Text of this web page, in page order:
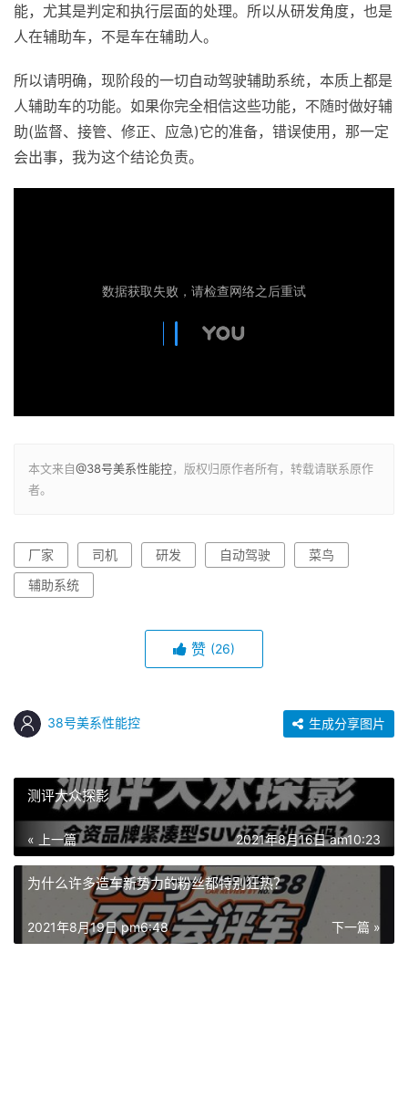
能，尤其是判定和执行层面的处理。所以从研发角度，也是
人在辅助车，不是车在辅助人。
所以请明确，现阶段的一切自动驾驶辅助系统，本质上都是
人辅助车的功能。如果你完全相信这些功能，不随时做好辅
助(监督、接管、修正、应急)它的准备，错误使用，那一定
会出事，我为这个结论负责。
本文来自@38号美系性能控，版权归原作者所有，转载请联系原作
者。
厂家 司机 研发 自动驾驶
菜鸟
辅助系统
赞 (26)
38号美系性能控 生成分享图片
测评大众探影
« 上一篇 2021年8月16日 am10:23
为什么许多造车新势力的粉丝都特别狂热？
下一篇 »
2021年8月19日 pm6:48